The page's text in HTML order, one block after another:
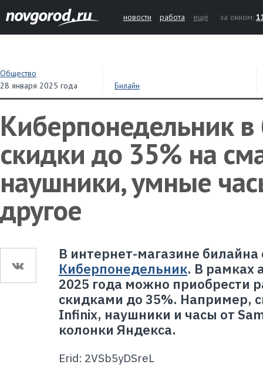
новости работа ещё за окном:
Общество
28 января 2025 года
Билайн
Киберпонедельник
скидки до 35% на
наушники, умные
другое
В интернет-магазине билайна
Киберпонедельник. В рамках
2025 года можно приобрести
скидками до 35%. Например,
Infinix, наушники и часы от
колонки Яндекса.
Erid: 2VSb5yDSreL